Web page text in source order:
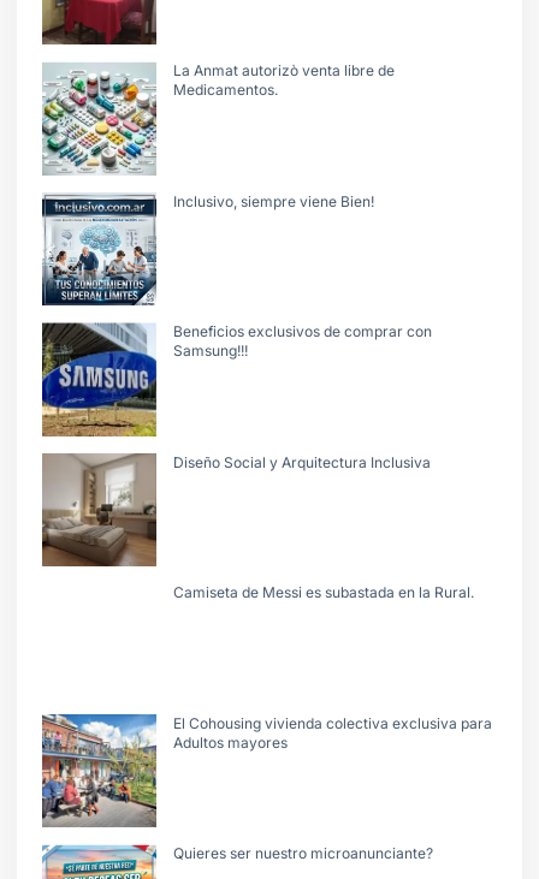
La Anmat autorizò venta libre de
Medicamentos.
Inclusivo, siempre viene Bien!
Beneficios exclusivos de comprar con
Samsung!!!
Diseño Social y Arquitectura Inclusiva
Camiseta de Messi es subastada en la Rural.
El Cohousing vivienda colectiva exclusiva para
Adultos mayores
Quieres ser nuestro microanunciante?